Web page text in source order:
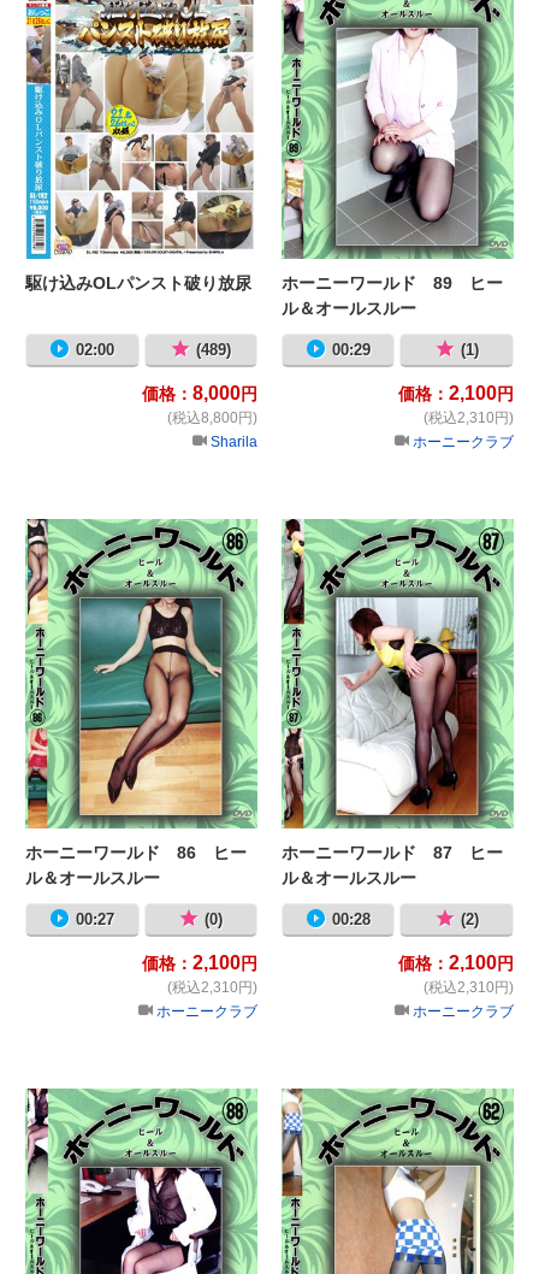
駆け込みOLパンスト破り放尿
02:00 (489)
価格： 8,000円
(税込8,800円)
Sharila
ホーニーワールド 89 ヒー
ル＆オールスルー
00:29 (1)
価格： 2,100円
(税込2,310円)
ホーニークラブ
ホーニーワールド 86 ヒール＆オ
ホーニーワールド 86 ヒー
ル＆オールスルー
00:27 (0)
価格： 2,100円
(税込2,310円)
ホーニークラブ
ホ
ホーニーワールド 87 ヒー
ル＆オールスルー
00:28 (2)
価格： 2,100円
(税込2,310円)
ホーニークラブ
ホーニーワールド 88 ヒール＆オ
ホ